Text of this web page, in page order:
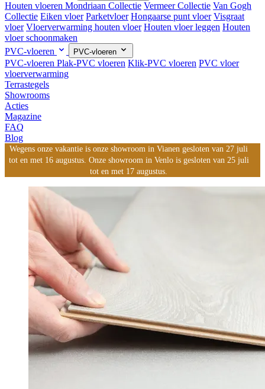
Houten vloeren Mondriaan Collectie Vermeer Collectie Van Gogh
Collectie Eiken vloer Parketvloer Hongaarse punt vloer Visgraat
vloer Vloerverwarming houten vloer Houten vloer leggen Houten
vloer schoonmaken
PVC-vloeren
PVC-vloeren
PVC-vloeren Plak-PVC vloeren Klik-PVC vloeren PVC vloer
vloerverwarming
Terrastegels
Showrooms
Acties
Magazine
FAQ
Blog
Wegens onze vakantie is onze showroom in Vianen gesloten van 27 juli
tot en met 16 augustus. Onze showroom in Venlo is gesloten van 25 juli
tot en met 17 augustus.